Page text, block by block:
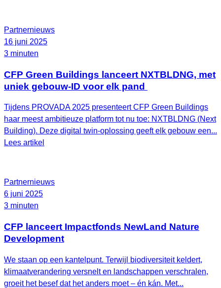
Partnernieuws
16 juni 2025
3 minuten
CFP Green Buildings lanceert NXTBLDNG, met
uniek gebouw-ID voor elk pand
Tijdens PROVADA 2025 presenteert CFP Green Buildings
haar meest ambitieuze platform tot nu toe: NXTBLDNG (Next
Building). Deze digital twin-oplossing geeft elk gebouw een...
Lees artikel
Partnernieuws
6 juni 2025
3 minuten
CFP lanceert Impactfonds NewLand Nature
Development
We staan op een kantelpunt. Terwijl biodiversiteit keldert,
klimaatverandering versnelt en landschappen verschralen,
groeit het besef dat het anders moet – én kán. Met...